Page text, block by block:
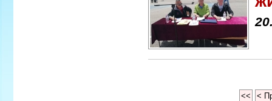
<< <